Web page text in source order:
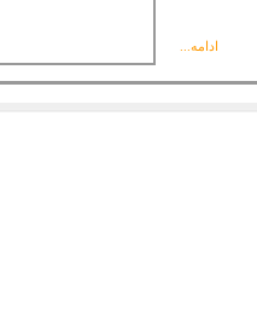
ادامه...